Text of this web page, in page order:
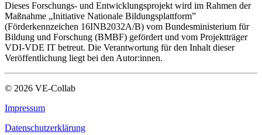
Dieses Forschungs- und Entwicklungsprojekt wird im Rahmen der
Maßnahme „Initiative Nationale Bildungsplattform”
(Förderkennzeichen 16INB2032A/B) vom Bundesministerium für
Bildung und Forschung (BMBF) gefördert und vom Projektträger
VDI-VDE IT betreut. Die Verantwortung für den Inhalt dieser
Veröffentlichung liegt bei den Autor:innen.
© 2026 VE-Collab
Impressum
Datenschutzerklärung